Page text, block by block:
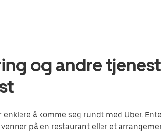
og andre
enklere å komme seg rundt med Uber.
på en restaurant eller et